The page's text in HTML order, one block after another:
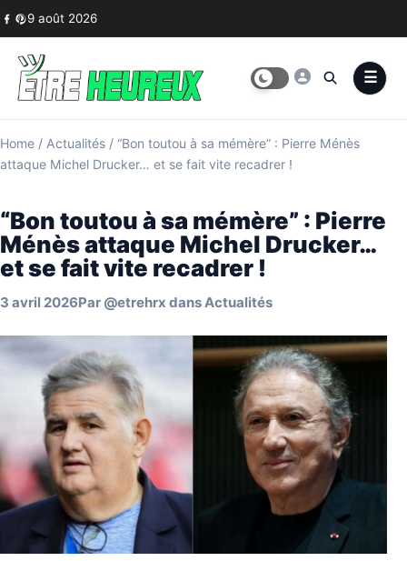
Skip to content
9 août 2026
Home / Actualités / “Bon toutou à sa mémère” : Pierre Ménès
attaque Michel Drucker… et se fait vite recadrer !
“Bon toutou à sa mémère” : Pierre
Ménès attaque Michel Drucker…
et se fait vite recadrer !
3 avril 2026Par @etrehrx dansActualités